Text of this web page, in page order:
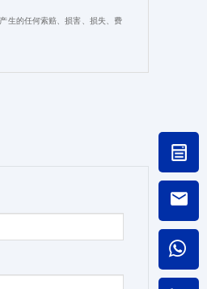
生的任何索赔、损害、损失、费